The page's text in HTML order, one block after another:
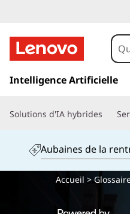
a
e
c
Intelligence Artificielle
Solutions d'IA hybrides
Aubaines de la
Accueil >